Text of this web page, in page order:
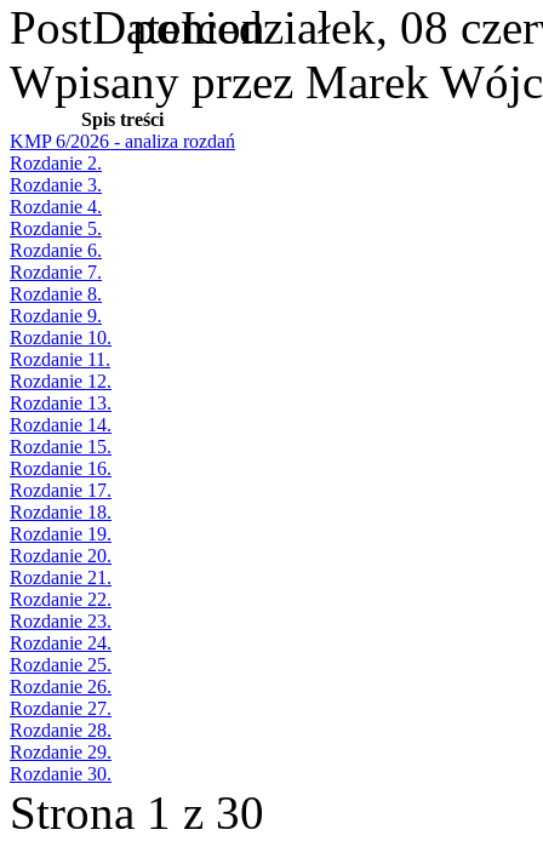
poniedziałek, 08
Wpisany przez Marek
Spis treści
KMP 6/2026 - analiza rozdań
Rozdanie 2.
Rozdanie 3.
Rozdanie 4.
Rozdanie 5.
Rozdanie 6.
Rozdanie 7.
Rozdanie 8.
Rozdanie 9.
Rozdanie 10.
Rozdanie 11.
Rozdanie 12.
Rozdanie 13.
Rozdanie 14.
Rozdanie 15.
Rozdanie 16.
Rozdanie 17.
Rozdanie 18.
Rozdanie 19.
Rozdanie 20.
Rozdanie 21.
Rozdanie 22.
Rozdanie 23.
Rozdanie 24.
Rozdanie 25.
Rozdanie 26.
Rozdanie 27.
Rozdanie 28.
Rozdanie 29.
Rozdanie 30.
Strona 1 z 30